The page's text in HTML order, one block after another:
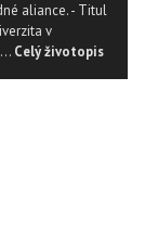
aliance. - Titul
v
Celý životopis